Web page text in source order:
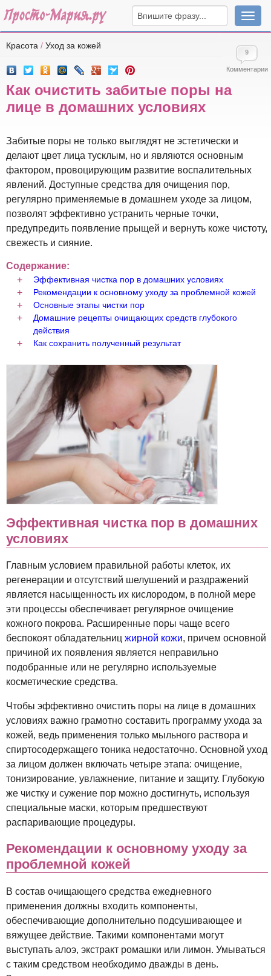
Красота / Уход за кожей
9
Комментарии
Как очистить забитые поры на
лице в домашних условиях
Забитые поры не только выглядят не эстетически и
делают цвет лица тусклым, но и являются основным
фактором, провоцирующим развитие воспалительных
явлений. Доступные средства для очищения пор,
регулярно применяемые в домашнем уходе за лицом,
позволят эффективно устранить черные точки,
предупредить появление прыщей и вернуть коже чистоту,
свежесть и сияние.
Содержание:
Эффективная чистка пор в домашних условиях
Рекомендации к основному уходу за проблемной кожей
Основные этапы чистки пор
Домашние рецепты очищающих средств глубокого
действия
Как сохранить полученный результат
Эффективная чистка пор в домашних
условиях
Главным условием правильной работы клеток, их
регенерации и отсутствий шелушений и раздражений
является насыщенность их кислородом, в полной мере
эти процессы обеспечивает регулярное очищение
кожного покрова. Расширенные поры чаще всего
беспокоят обладательниц жирной кожи, причем основной
причиной их появления является неправильно
подобранные или не регулярно используемые
косметические средства.
Чтобы эффективно очистить поры на лице в домашних
условиях важно грамотно составить программу ухода за
кожей, ведь применения только мыльного раствора и
спиртосодержащего тоника недостаточно. Основной уход
за лицом должен включать четыре этапа: очищение,
тонизирование, увлажнение, питание и защиту. Глубокую
же чистку и сужение пор можно достигнуть, используя
специальные маски, которым предшествуют
распаривающие процедуры.
Рекомендации к основному уходу за
проблемной кожей
В состав очищающего средства ежедневного
применения должны входить компоненты,
обеспечивающие дополнительно подсушивающее и
вяжущее действие. Такими компонентами могут
выступать алоэ, экстракт ромашки или лимон. Умываться
с таким средством необходимо дважды в день.